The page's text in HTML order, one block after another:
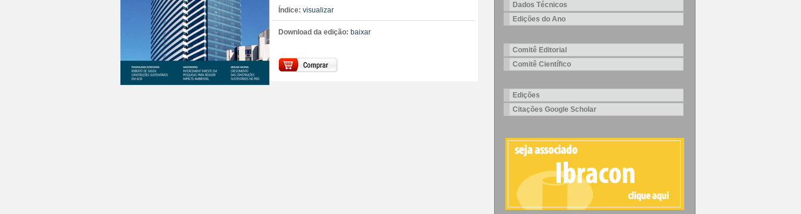
Índice: visualizar
Download da edição: baixar
Dados Técnicos
Edições do Ano
Comitê Editorial
Comitê Científico
Edições
Citações Google Scholar